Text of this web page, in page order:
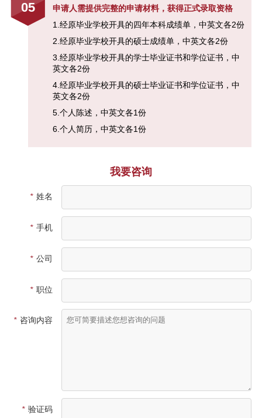
05
申请人需提供完整的申请材料，获得正式录取资格
1.经原毕业学校开具的四年本科成绩单，中英文各2份
2.经原毕业学校开具的硕士成绩单，中英文各2份
3.经原毕业学校开具的学士毕业证书和学位证书，中
英文各2份
4.经原毕业学校开具的硕士毕业证书和学位证书，中
英文各2份
5.个人陈述，中英文各1份
6.个人简历，中英文各1份
我要咨询
* 姓名
* 手机
* 公司
* 职位
* 咨询内容
* 验证码